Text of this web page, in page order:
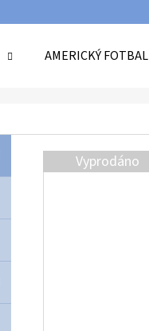
AMERICKÝ FOTBAL
Vyprodáno